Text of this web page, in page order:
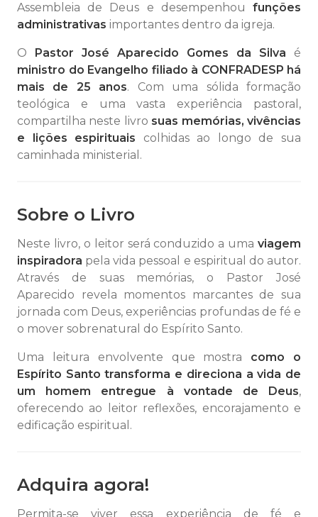
Assembleia de Deus e desempenhou funções
administrativas importantes dentro da igreja.
O Pastor José Aparecido Gomes da Silva é
ministro do Evangelho filiado à CONFRADESP há
mais de 25 anos. Com uma sólida formação
teológica e uma vasta experiência pastoral,
compartilha neste livro suas memórias, vivências
e lições espirituais colhidas ao longo de sua
caminhada ministerial.
Sobre o Livro
Neste livro, o leitor será conduzido a uma viagem
inspiradora pela vida pessoal e espiritual do autor.
Através de suas memórias, o Pastor José
Aparecido revela momentos marcantes de sua
jornada com Deus, experiências profundas de fé e
o mover sobrenatural do Espírito Santo.
Uma leitura envolvente que mostra como o
Espírito Santo transforma e direciona a vida de
um homem entregue à vontade de Deus,
oferecendo ao leitor reflexões, encorajamento e
edificação espiritual.
Adquira agora!
Permita-se viver essa experiência de fé e